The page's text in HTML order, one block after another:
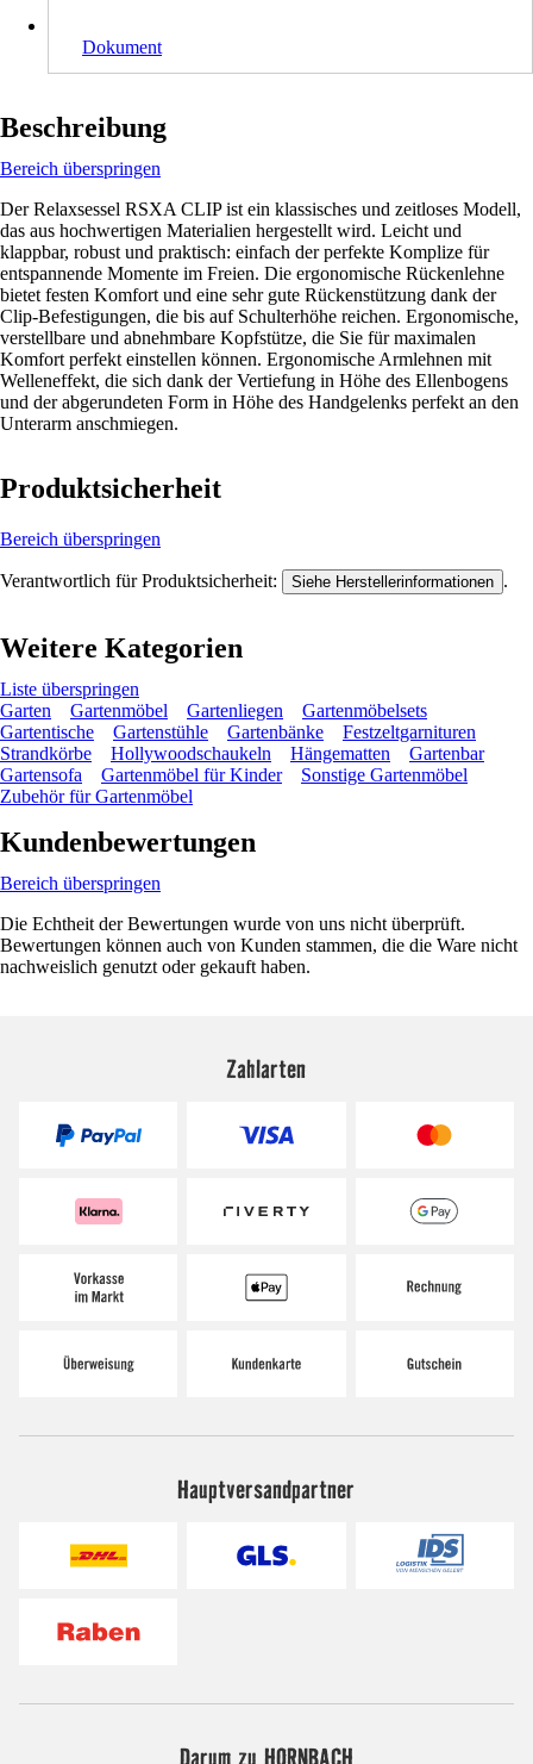
Dokument
Beschreibung
Bereich überspringen
Der Relaxsessel RSXA CLIP ist ein klassisches und zeitloses Modell,
das aus hochwertigen Materialien hergestellt wird. Leicht und
klappbar, robust und praktisch: einfach der perfekte Komplize für
entspannende Momente im Freien. Die ergonomische Rückenlehne
bietet festen Komfort und eine sehr gute Rückenstützung dank der
Clip-Befestigungen, die bis auf Schulterhöhe reichen. Ergonomische,
verstellbare und abnehmbare Kopfstütze, die Sie für maximalen
Komfort perfekt einstellen können. Ergonomische Armlehnen mit
Welleneffekt, die sich dank der Vertiefung in Höhe des Ellenbogens
und der abgerundeten Form in Höhe des Handgelenks perfekt an den
Unterarm anschmiegen.
Produktsicherheit
Bereich überspringen
Verantwortlich für Produktsicherheit: Siehe Herstellerinformationen .
Weitere Kategorien
Liste überspringen
Garten
Gartenmöbel Gartenliegen
Gartenmöbelsets
Gartentische
Gartenstühle Gartenbänke
Festzeltgarnituren
Strandkörbe
Hollywoodschaukeln Hängematten
Gartenbar
Gartensofa
Gartenmöbel für Kinder
Sonstige Gartenmöbel
Zubehör für Gartenmöbel
Kundenbewertungen
Bereich überspringen
Die Echtheit der Bewertungen wurde von uns nicht überprüft.
Bewertungen können auch von Kunden stammen, die die Ware nicht
nachweislich genutzt oder gekauft haben.
Zahlarten
Hauptversandpartner
Darum zu HORNBACH